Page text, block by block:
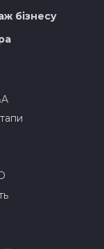
бізнесу